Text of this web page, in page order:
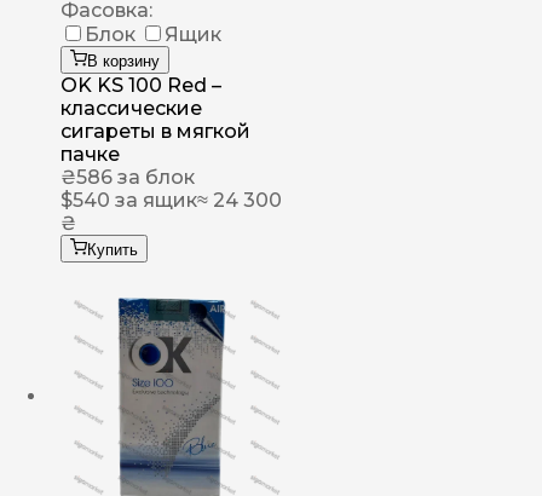
Фасовка:
Блок
Ящик
В корзину
OK KS 100 Red –
классические
сигареты в мягкой
пачке
₴586 за блок
$540 за ящик≈ 24 300
₴
Купить